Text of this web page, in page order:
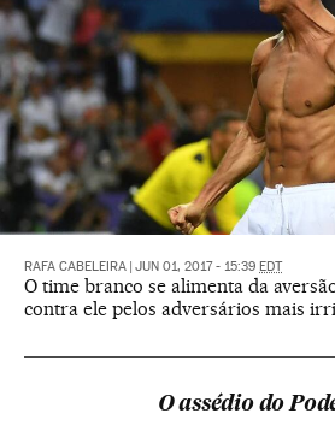
RAFA CABELEIRA JUN 01, 2017 - 15:39 EDT
O time branco se alimenta da
contra ele pelos adversários mais
O assédio do